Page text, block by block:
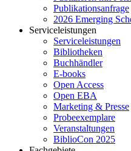
Publikationsanfrage
2026 Emerging
Serviceleistungen
Serviceleistungen
Bibliotheken
Buchhändler
E-books
Open Access
Open EBA
Marketing & Presse
Probeexemplare
Veranstaltungen
BiblioCon 2025